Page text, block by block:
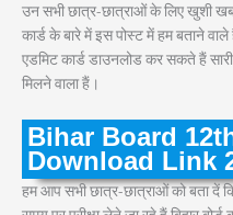
उन सभी छात्र-छात्राओं के लिए खुशी
कार्ड के बारे में इस पोस्ट में हम बताने
एडमिट कार्ड डाउनलोड कर सकते हैं
मिलने वाला हैं।
Bihar Board
Download Link
हम आप सभी छात्र-छात्राओं को बता दें कि